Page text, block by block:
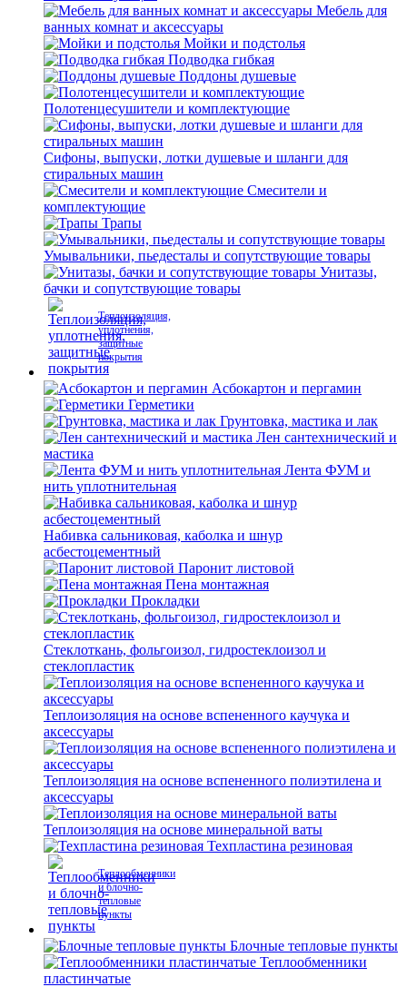
Мебель для
ванных комнат и аксессуары
Мойки и подстолья
Подводка гибкая
Поддоны душевые
Полотенцесушители и комплектующие
Сифоны, выпуски, лотки душевые и шланги для
стиральных машин
Смесители и
комплектующие
Трапы
Умывальники, пьедесталы и сопутствующие товары
Унитазы,
бачки и сопутствующие товары
Теплоизоляция,
уплотнения,
защитные
покрытия
Асбокартон и пергамин
Герметики
Грунтовка, мастика и лак
Лен сантехнический и
мастика
Лента ФУМ и
нить уплотнительная
Набивка сальниковая, каболка и шнур
асбестоцементный
Паронит листовой
Пена монтажная
Прокладки
Стеклоткань, фольгоизол, гидростеклоизол и
стеклопластик
Теплоизоляция на основе вспененного каучука и
аксессуары
Теплоизоляция на основе вспененного полиэтилена и
аксессуары
Теплоизоляция на основе минеральной ваты
Техпластина резиновая
Теплообменники
и блочно-
тепловые
пункты
Блочные тепловые пункты
Теплообменники
пластинчатые